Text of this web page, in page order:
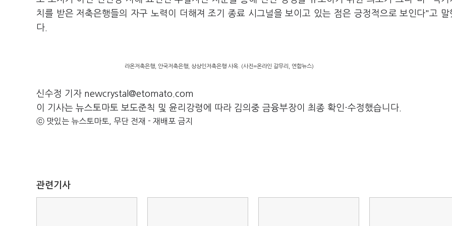
치를 받은 저축은행들의 자구 노력이 더해져 조기 종료 시그널을 보이고 있는 점은 긍정적으로 보인다"고 말
다.
라온저축은행, 안국저축은행, 상상인저축은행 사옥. (사진=온라인 갈무리, 연합뉴스)
신수정 기자 newcrystal@etomato.com
이 기사는 뉴스토마토 보도준칙 및 윤리강령에 따라 김의중 금융부장이 최종 확인·수정했습니다.
ⓒ 맛있는 뉴스토마토, 무단 전재 - 재배포 금지
관련기사